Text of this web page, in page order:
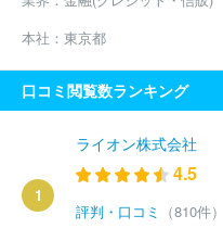
本社： 東京都
口コミ閲覧数ランキング
1
ライオン株式会社
4.5
評判・口コミ
（810件）